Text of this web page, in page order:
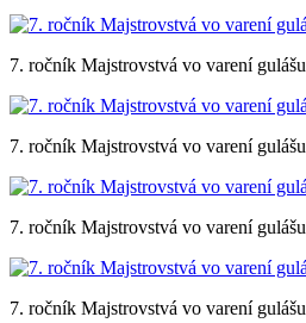
7. ročník Majstrovstvá vo varení
7. ročník Majstrovstvá vo varení
7. ročník Majstrovstvá vo varení
7. ročník Majstrovstvá vo varení